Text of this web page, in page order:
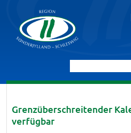
Grenzüberschreitender
verfügbar